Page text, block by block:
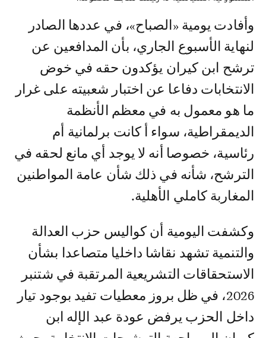
وأفادت يومية «الصباح»، في عددها الصادر
لنهاية الأسبوع الجاري، بأن المدافعين عن
ترشح ابن كيران يؤكدون حقه في خوض
الانتخابات دفاعا عن اختبار شعبيته على غرار
ما هو معمول به في معظم الأنظمة
الديمقراطية، سواء أ كانت برلمانية أم
رئاسية، خصوصا أنه لا يوجد أي مانع لحقه في
الترشح، شأنه في ذلك شأن عامة المواطنين
المغاربة كاملي الأهلية.
وكشفت اليومية أن كواليس حزب العدالة
والتنمية تشهد نقاشا داخليا متصاعدا بشأن
الاستحقاقات التشريعية المرتقبة في شتنبر
2026، في ظل بروز معطيات تفيد بوجود تيار
داخل الحزب يرفض عودة عبد الإله ابن